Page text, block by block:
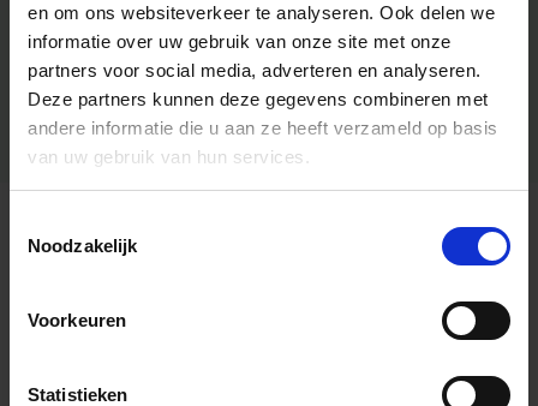
en om ons websiteverkeer te analyseren. Ook delen we
informatie over uw gebruik van onze site met onze
partners voor social media, adverteren en analyseren.
Deze partners kunnen deze gegevens combineren met
andere informatie die u aan ze heeft verzameld op basis
van uw gebruik van hun services.
Noodzakelijk
Voorkeuren
Statistieken
Algemene informatie